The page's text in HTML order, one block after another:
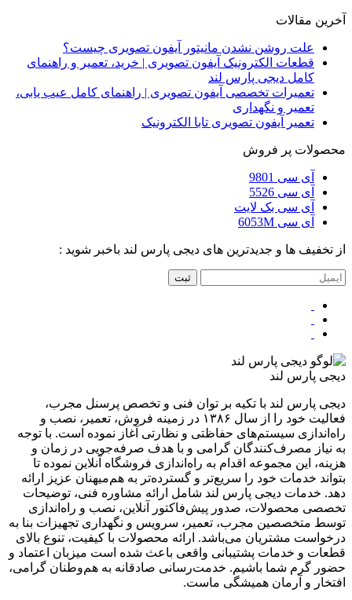
آخرین مقالات
علت روشن نشدن مانیتور آیفون تصویری چیست؟
قطعات الکترونیک آیفون تصویری | خرید، تعمیر و راهنمای
کامل دیجی پارس لند
تعمیرات تخصصی آیفون تصویری | راهنمای کامل عیب یابی،
تعمیر و نگهداری
تعمیر آیفون تصویری تابا الکترونیک
محصولات پر فروش
آی سی 9801
آی سی 5526
آی سی بک لایت
آی سی 6053M
از تخفیف ها و جدیدترین های دیجی پارس لند باخبر شوید :
ثبت
دیجی پارس لند
دیجی پارس لند با تکیه بر توان فنی و تخصص پرسنل مجرب،
فعالیت خود را از سال ۱۳۸۶ در زمینه فروش، تعمیر، نصب و
راه‌اندازی سیستم‌های حفاظتی و نظارتی آغاز نموده است. با توجه
به نیاز مصرف‌کنندگان گرامی و با هدف صرفه‌جویی در زمان و
هزینه، این مجموعه اقدام به راه‌اندازی فروشگاه آنلاین نموده تا
بتواند خدمات خود را سریع‌تر و گسترده‌تر به هم‌میهنان عزیز ارائه
دهد. خدمات دیجی پارس لند شامل ارائه مشاوره فنی، توضیحات
تخصصی محصولات، صدور پیش‌فاکتور آنلاین، نصب و راه‌اندازی
توسط متخصصین مجرب، تعمیر، سرویس و نگهداری تجهیزات بنا به
درخواست مشتریان می‌باشد. ارائه محصولات با کیفیت، تنوع بالای
قطعات و خدمات پشتیبانی واقعی باعث شده است میزبان اعتماد و
حضور گرم شما باشیم. خدمت‌رسانی صادقانه به هم‌وطنان گرامی،
افتخار و آرمان همیشگی ماست.